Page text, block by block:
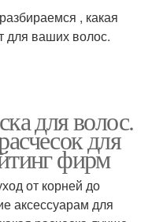
, какая
для ваших волос.
для волос.
для
фирм
от корней до
аксессуарам для